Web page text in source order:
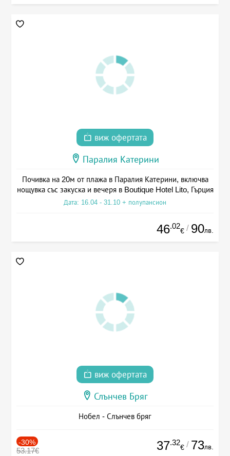
виж офертата
Паралия Катерини
Почивка на 20м от плажа в Паралия Катерини, включва
нощувка със закуска и вечеря в Boutique Hotel Lito, Гърция
Дата: 16.04 - 31.10 + полупансион
46.02
€ / 90лв.
виж офертата
Слънчев Бряг
Нобел - Слънчев бряг
-30%
53.17€ 37.32
€ / 73лв.